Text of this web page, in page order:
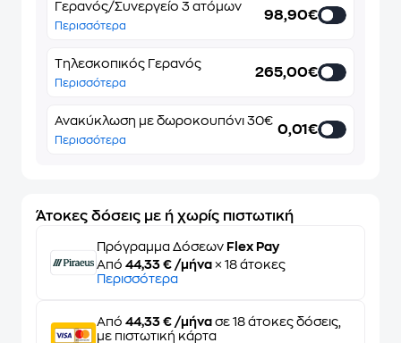
Γερανός/Συνεργείο 3 ατόμων
Περισσότερα
98,90€
Τηλεσκοπικός Γερανός
Περισσότερα
265,00€
Ανακύκλωση με δωροκουπόνι 30€
Περισσότερα
0,01€
Άτοκες δόσεις με ή χωρίς πιστωτική
Πρόγραμμα Δόσεων Flex Pay
Από 44,33 € /μήνα × 18 άτοκες
Περισσότερα
Από 44,33 € /μήνα σε 18 άτοκες δόσεις,
με πιστωτική κάρτα